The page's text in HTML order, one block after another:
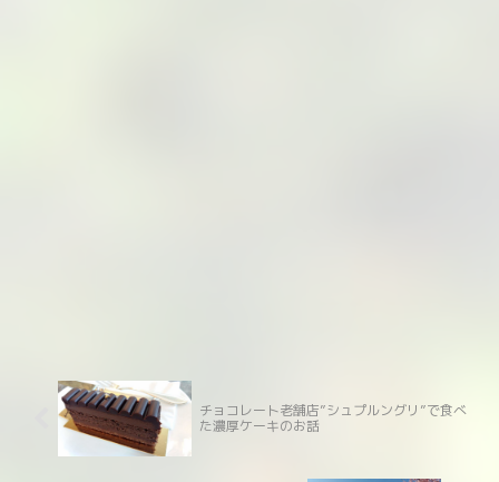
チョコレート老舗店”シュプルングリ”で食べ
た濃厚ケーキのお話